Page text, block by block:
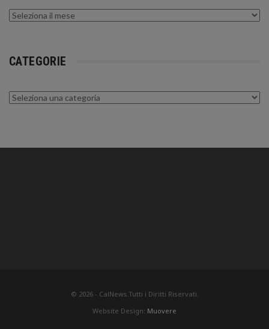
Archivi
CATEGORIE
Categorie
© 2026 - CalNews.Tutti i Diritti Riservati.
Website Design: Muovere